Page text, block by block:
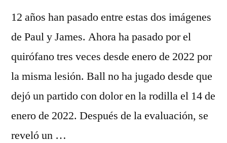
12 años han pasado entre estas dos imágenes
de Paul y James. Ahora ha pasado por el
quirófano tres veces desde enero de 2022 por
la misma lesión. Ball no ha jugado desde que
dejó un partido con dolor en la rodilla el 14 de
enero de 2022. Después de la evaluación, se
reveló un …